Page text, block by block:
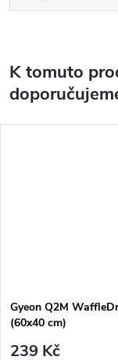
K tomuto
Gyeon Q2M
(60x40 cm)
239 Kč